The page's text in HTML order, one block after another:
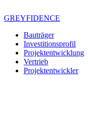
Inhalt
GREYFIDENCE
Bauträger
Investitionsprofil
Projektentwicklung
Vertrieb
Projektentwickler